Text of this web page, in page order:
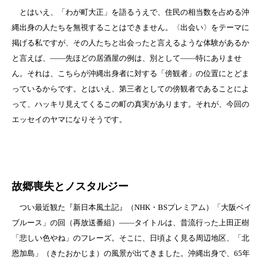
とはいえ、「わが町大正」を語るうえで、住民の相当数を占める沖
縄出身の人たちを無視することはできません。〈出会い〉をテーマに
掲げる私ですが、その人たちと出会ったと言えるような体験があるか
と言えば、――先ほどの居酒屋の例は、別として――特にありませ
ん。それは、こちらが沖縄出身者に対する「傍観者」の位置にとどま
っているからです。とはいえ、第三者としての傍観者であることによ
って、ハッキリ見えてくるこの町の真実があります。それが、今回の
エッセイのヤマになりそうです。
故郷喪失とノスタルジー
つい最近観た『新日本風土記』（NHK・BSプレミアム）「大阪ベイ
ブルース」の回（再放送番組）――タイトルは、昔流行った上田正樹
「悲しい色やね」のフレーズ。そこに、日頃よく見る周辺地区、「北
恩加島」（きたおかじま）の風景が出てきました。沖縄出身で、65年